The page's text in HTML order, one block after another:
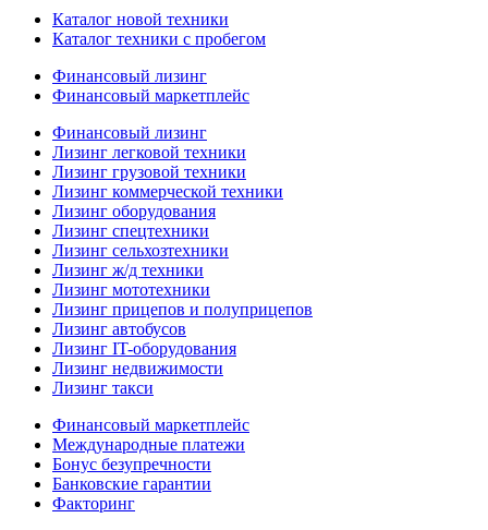
Каталог новой техники
Каталог техники с пробегом
Финансовый лизинг
Финансовый маркетплейс
Финансовый лизинг
Лизинг легковой техники
Лизинг грузовой техники
Лизинг коммерческой техники
Лизинг оборудования
Лизинг спецтехники
Лизинг сельхозтехники
Лизинг ж/д техники
Лизинг мототехники
Лизинг прицепов и полуприцепов
Лизинг автобусов
Лизинг IT-оборудования
Лизинг недвижимости
Лизинг такси
Финансовый маркетплейс
Международные платежи
Бонус безупречности
Банковские гарантии
Факторинг